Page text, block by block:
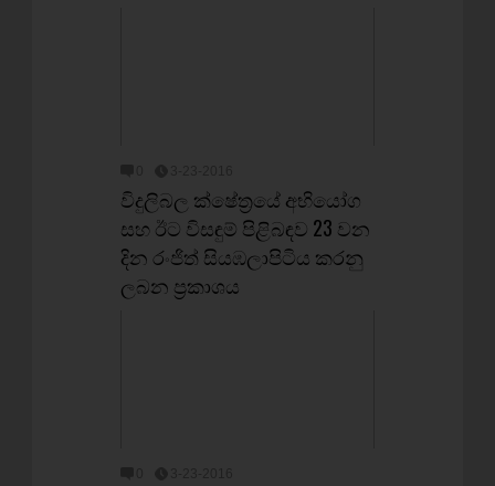
විදුලිබල ක්ෂේත්‍රයේ අභියෝග
සහ ඊට විසඳුම් පිළිබඳව 23 වන
දින රංජිත් සියඹලාපිටිය කරනු
ලබන ප්‍රකාශය